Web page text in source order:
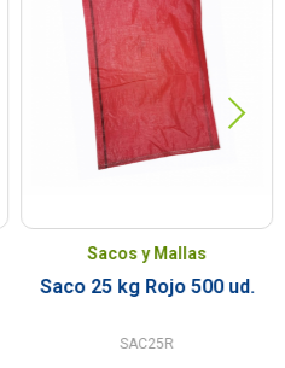
Sacos y Mallas
Saco 25 kg Rojo 500 ud.
SAC25R